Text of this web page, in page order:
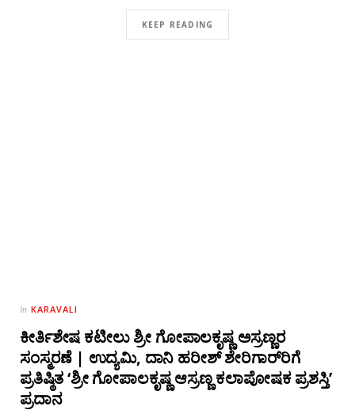
KEEP READING
In KARAVALI
ಕೀರ್ತಿಶೇಷ ಕಟೀಲು ಶ್ರೀ ಗೋಪಾಲಕೃಷ್ಣ ಅಸ್ರಣ್ಣರ
ಸಂಸ್ಮರಣೆ | ಉದ್ಯಮಿ, ದಾನಿ ಹರೀಶ್ ಶೇರಿಗಾರ್‌ರಿಗೆ
ಪ್ರತಿಷ್ಠಿತ ‘ಶ್ರೀ ಗೋಪಾಲಕೃಷ್ಣ ಆಸ್ರಣ್ಣ ಕಲಾಪೋಷಕ ಪ್ರಶಸ್ತಿ’
ಪ್ರದಾನ